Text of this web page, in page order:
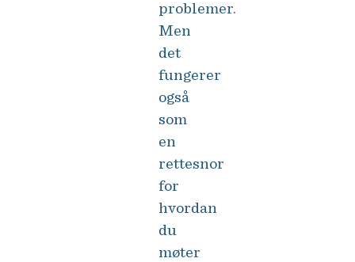
problemer.
Men
det
fungerer
også
som
en
rettesnor
for
hvordan
du
møter